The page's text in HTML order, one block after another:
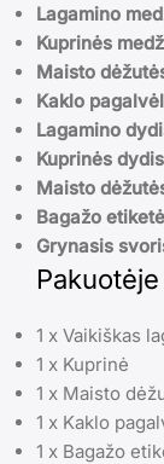
Lagamino
Kuprinės
Maisto
Kaklo
Lagamino
Kuprinės
Maisto
Bagažo
Grynasis
1 x Vaikiškas
1 x Kuprinė
1 x Maisto
1 x Kaklo
1 x Bagažo